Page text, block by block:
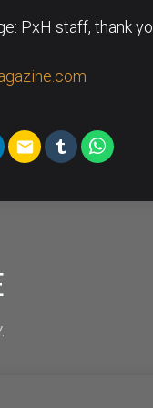
PxH staff, thank
email